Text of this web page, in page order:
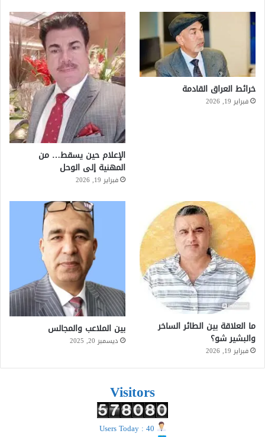
خرائط العراق القادمة
فبراير 19, 2026
الإعلام حين يسقط… من
المهنية إلى الوحل
فبراير 19, 2026
ما العلاقة بين الطائر الساخر
والبشير شو؟
فبراير 19, 2026
بين الملاعب والمجالس
ديسمبر 20, 2025
Visitors